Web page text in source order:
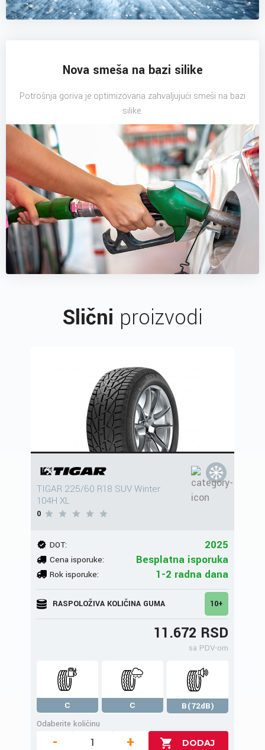
Nova smeša na bazi silike
Potrošnja goriva je optimizovana zahvaljujući smeši na bazi
silike.
Slični proizvodi
TIGAR 225/60 R18 SUV Winter
104H XL
0
DOT: 2025
Cena isporuke: Besplatna isporuka
Rok isporuke: 1-2 radna dana
RASPOLOŽIVA KOLIČINA GUMA 10+
11.672 RSD
sa PDV-om
C C
B(72dB)
Odaberite količinu
- +